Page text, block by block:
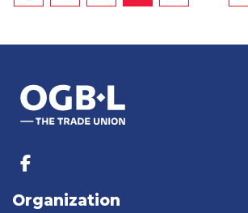
Organization